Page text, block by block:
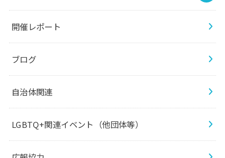
開催レポート
ブログ
自治体関連
LGBTQ+関連イベント（他団体等）